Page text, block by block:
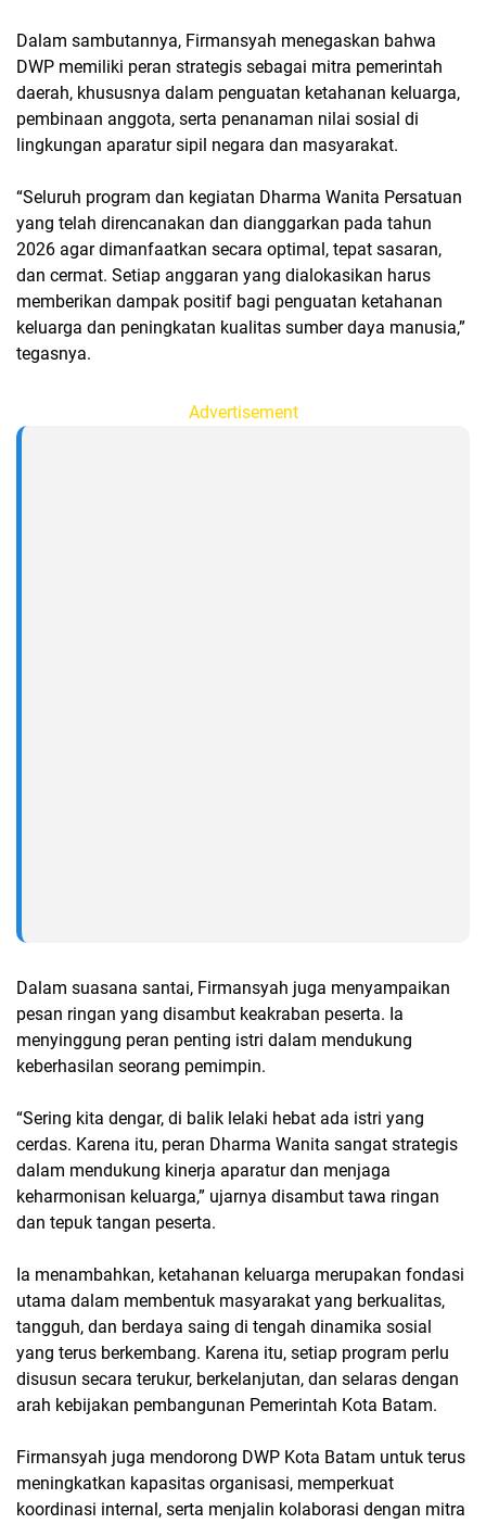
Dalam sambutannya, Firmansyah menegaskan bahwa
DWP memiliki peran strategis sebagai mitra pemerintah
daerah, khususnya dalam penguatan ketahanan keluarga,
pembinaan anggota, serta penanaman nilai sosial di
lingkungan aparatur sipil negara dan masyarakat.
“Seluruh program dan kegiatan Dharma Wanita Persatuan
yang telah direncanakan dan dianggarkan pada tahun
2026 agar dimanfaatkan secara optimal, tepat sasaran,
dan cermat. Setiap anggaran yang dialokasikan harus
memberikan dampak positif bagi penguatan ketahanan
keluarga dan peningkatan kualitas sumber daya manusia,”
tegasnya.
Advertisement
Dalam suasana santai, Firmansyah juga menyampaikan
pesan ringan yang disambut keakraban peserta. Ia
menyinggung peran penting istri dalam mendukung
keberhasilan seorang pemimpin.
“Sering kita dengar, di balik lelaki hebat ada istri yang
cerdas. Karena itu, peran Dharma Wanita sangat strategis
dalam mendukung kinerja aparatur dan menjaga
keharmonisan keluarga,” ujarnya disambut tawa ringan
dan tepuk tangan peserta.
Ia menambahkan, ketahanan keluarga merupakan fondasi
utama dalam membentuk masyarakat yang berkualitas,
tangguh, dan berdaya saing di tengah dinamika sosial
yang terus berkembang. Karena itu, setiap program perlu
disusun secara terukur, berkelanjutan, dan selaras dengan
arah kebijakan pembangunan Pemerintah Kota Batam.
Firmansyah juga mendorong DWP Kota Batam untuk terus
meningkatkan kapasitas organisasi, memperkuat
koordinasi internal, serta menjalin kolaborasi dengan mitra